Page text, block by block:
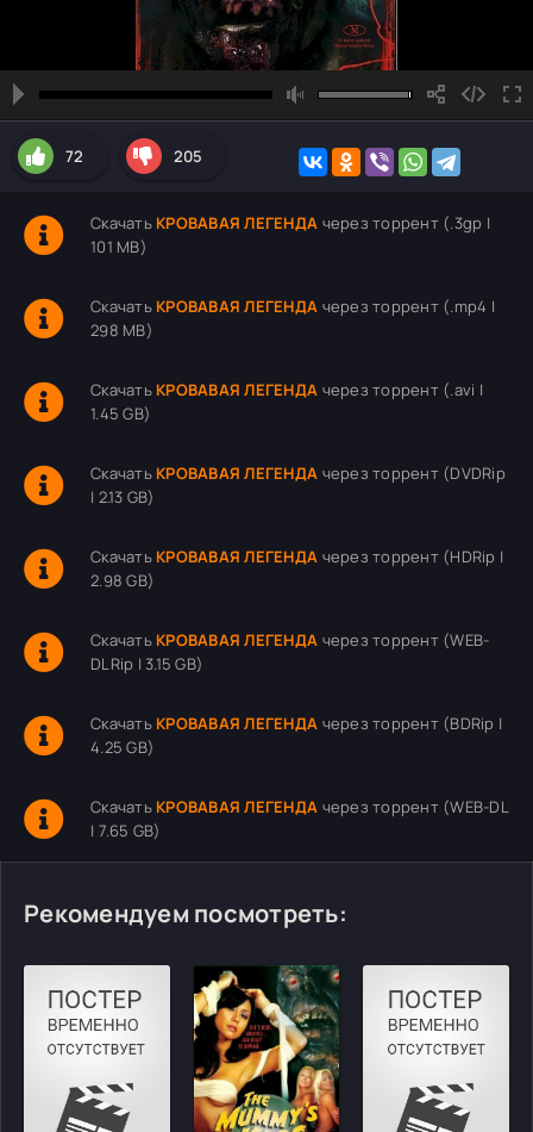
72 205
Скачать КРОВАВАЯ ЛЕГЕНДА через торрент (.3gp |
101 MB)
Скачать КРОВАВАЯ ЛЕГЕНДА через торрент (.mp4 |
298 MB)
Скачать КРОВАВАЯ ЛЕГЕНДА через торрент (.avi |
1.45 GB)
Скачать КРОВАВАЯ ЛЕГЕНДА через торрент (DVDRip
| 2.13 GB)
Скачать КРОВАВАЯ ЛЕГЕНДА через торрент (HDRip |
2.98 GB)
Скачать КРОВАВАЯ ЛЕГЕНДА через торрент (WEB-
DLRip | 3.15 GB)
Скачать КРОВАВАЯ ЛЕГЕНДА через торрент (BDRip |
4.25 GB)
Скачать КРОВАВАЯ ЛЕГЕНДА через торрент (WEB-DL
| 7.65 GB)
Рекомендуем посмотреть: